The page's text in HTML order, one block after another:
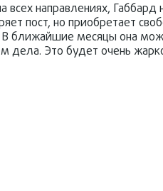
направлениях, Габбард
пост, но приобретает
месяцы она
дела. Это будет очень